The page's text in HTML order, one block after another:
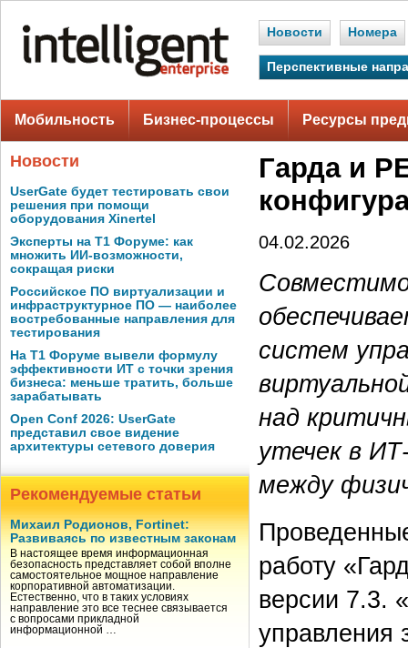
Новости Номера
Перспективные
Мобильность Бизнес-процессы Ресурсы
Новости
UserGate будет тестировать свои
решения при помощи
оборудования Xinertel
Эксперты на Т1 Форуме: как
множить ИИ-возможности,
сокращая риски
Российское ПО виртуализации и
инфраструктурное ПО — наиболее
востребованные направления для
тестирования
На Т1 Форуме вывели формулу
эффективности ИТ с точки зрения
бизнеса: меньше тратить, больше
зарабатывать
Open Conf 2026: UserGate
представил свое видение
архитектуры сетевого доверия
Рекомендуемые статьи
Михаил Родионов, Fortinet:
Развиваясь по известным законам
В настоящее время информационная
безопасность представляет собой вполне
самостоятельное мощное направление
корпоративной автоматизации.
Естественно, что в таких условиях
направление это все теснее связывается
с вопросами прикладной
информационной …
Гарда и
04.02.2026
систем
над
утечек в
между
работу
версии 7.3.
управления